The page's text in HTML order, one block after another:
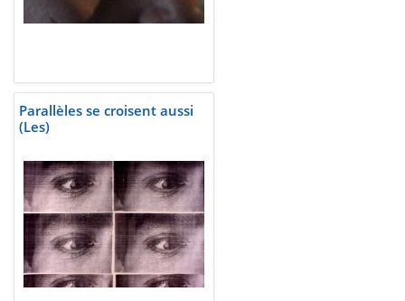
Parallèles se croisent aussi
(Les)